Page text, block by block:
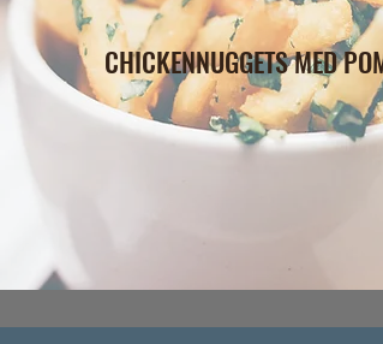
CHICKENNUGGETS MED